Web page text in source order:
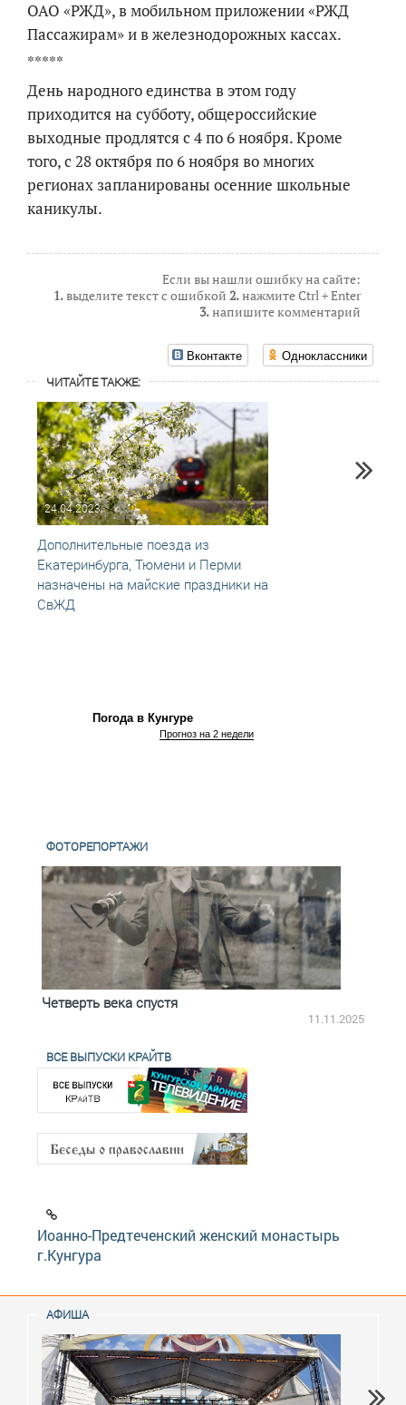
ОАО «РЖД», в мобильном приложении «РЖД
Пассажирам» и в железнодорожных кассах.
*****
День народного единства в этом году
приходится на субботу, общероссийские
выходные продлятся с 4 по 6 ноября. Кроме
того, с 28 октября по 6 ноября во многих
регионах запланированы осенние школьные
каникулы.
Если вы нашли ошибку на сайте:
1.выделите текст с ошибкой 2.нажмите Ctrl + Enter
3.напишите комментарий
Вконтакте Одноклассники
ЧИТАЙТЕ ТАКЖЕ:
24.04.2023
Дополнительные поезда из
Екатеринбурга, Тюмени и Перми
назначены на майские праздники на
СвЖД
Погода в Кунгуре
Прогноз на 2 недели
ФОТОРЕПОРТАЖИ
Четверть века спустя
11.11.2025
ВСЕ ВЫПУСКИ КРАЙТВ
Иоанно-Предтеченский женский монастырь
г.Кунгура
АФИША